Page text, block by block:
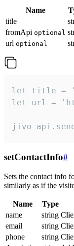
Name
title
fromApi optional
url optional
let title =
let url =
setContactInfo#
Sets the contact info
similarly as if the
Name Type
name
string
email
string
phone
string